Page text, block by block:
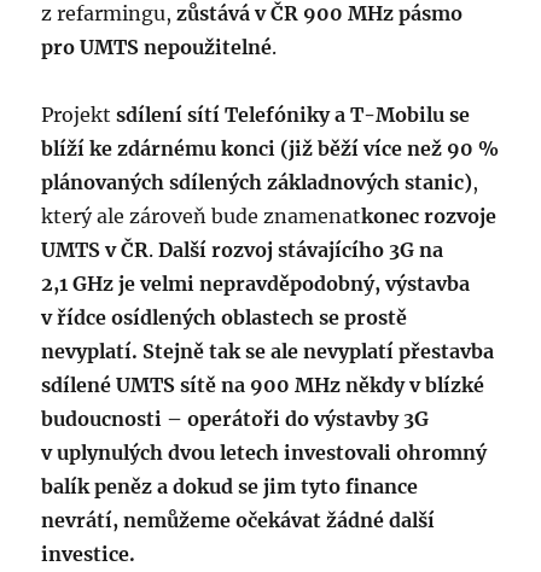
z refarmingu,zůstává v ČR 900 MHz pásmo
pro UMTS nepoužitelné.
Projektsdílení sítí Telefóniky a T-Mobilu se
blíží ke zdárnému konci (již běží více než 90 %
plánovaných sdílených základnových stanic),
který ale zároveň bude znamenatkonec rozvoje
UMTS v ČR.Další rozvoj stávajícího 3G na
2,1 GHz je velmi nepravděpodobný, výstavba
v řídce osídlených oblastech se prostě
nevyplatí. Stejně tak se ale nevyplatí přestavba
sdílené UMTS sítě na 900 MHz někdy v blízké
budoucnosti – operátoři do výstavby 3G
v uplynulých dvou letech investovali ohromný
balík peněz a dokud se jim tyto finance
nevrátí, nemůžeme očekávat žádné další
investice.